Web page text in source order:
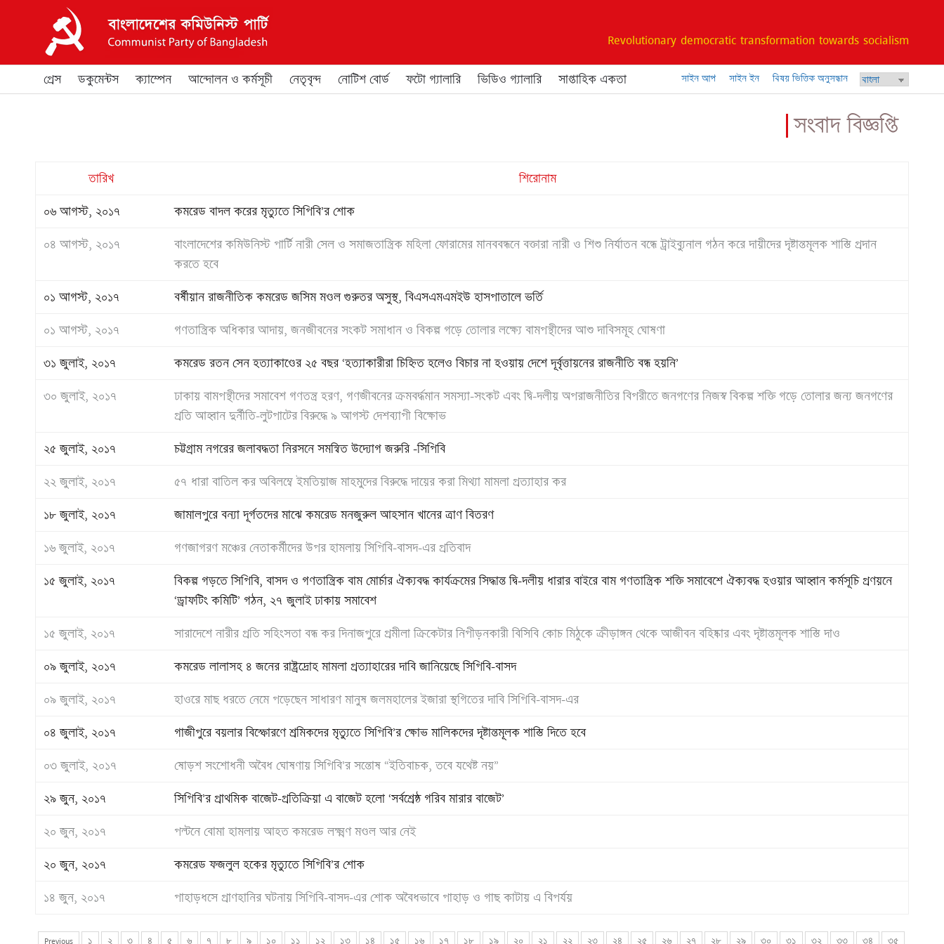
Revolutionary democratic transformation towards socialism
প্রেস ডকুমেন্টস ক্যাম্পেন আন্দোলন ও কর্মসূচী নেতৃবৃন্দ নোটিশ বোর্ড ফটো গ্যালারি ভিডিও গ্যালারি সাপ্তাহিক একতা সাইন আপ সাইন ইন বিষয় ভিত্তিক অনুসন্ধান
সংবাদ বিজ্ঞপ্তি
তারিখ শিরোনাম
০৬ আগস্ট, ২০১৭ কমরেড বাদল করের মৃত্যুতে সিপিবি’র শোক
০৪ আগস্ট, ২০১৭
বাংলাদেশের কমিউনিস্ট পার্টি নারী সেল ও সমাজতান্ত্রিক মহিলা ফোরামের মানববন্ধনে বক্তারা নারী ও শিশু নির্যাতন বন্ধে ট্রাইব্যুনাল গঠন করে দায়ীদের দৃষ্টান্তমূলক শাস্তি প্রদান
করতে হবে
০১ আগস্ট, ২০১৭ বর্ষীয়ান রাজনীতিক কমরেড জসিম মণ্ডল গুরুতর অসুস্থ, বিএসএমএমইউ হাসপাতালে ভর্তি
০১ আগস্ট, ২০১৭ গণতান্ত্রিক অধিকার আদায়, জনজীবনের সংকট সমাধান ও বিকল্প গড়ে তোলার লক্ষ্যে বামপন্থীদের আশু দাবিসমূহ ঘোষণা
৩১ জুলাই, ২০১৭ কমরেড রতন সেন হত্যাকাণ্ডের ২৫ বছর ‘হত্যাকারীরা চিহ্নিত হলেও বিচার না হওয়ায় দেশে দূর্বৃত্তায়নের রাজনীতি বন্ধ হয়নি’
৩০ জুলাই, ২০১৭
ঢাকায় বামপন্থীদের সমাবেশ গণতন্ত্র হরণ, গণজীবনের ক্রমবর্দ্ধমান সমস্যা-সংকট এবং দ্বি-দলীয় অপরাজনীতির বিপরীতে জনগণের নিজস্ব বিকল্প শক্তি গড়ে তোলার জন্য জনগণের
প্রতি আহ্বান দুর্নীতি-লুটপাটের বিরুদ্ধে ৯ আগস্ট দেশব্যাপী বিক্ষোভ
২৫ জুলাই, ২০১৭ চট্টগ্রাম নগরের জলাবদ্ধতা নিরসনে সমন্বিত উদ্যোগ জরুরি -সিপিবি
২২ জুলাই, ২০১৭ ৫৭ ধারা বাতিল কর অবিলম্বে ইমতিয়াজ মাহমুদের বিরুদ্ধে দায়ের করা মিথ্যা মামলা প্রত্যাহার কর
১৮ জুলাই, ২০১৭ জামালপুরে বন্যা দূর্গতদের মাঝে কমরেড মনজুরুল আহসান খানের ত্রাণ বিতরণ
১৬ জুলাই, ২০১৭ গণজাগরণ মঞ্চের নেতাকর্মীদের উপর হামলায় সিপিবি-বাসদ-এর প্রতিবাদ
১৫ জুলাই, ২০১৭
বিকল্প গড়তে সিপিবি, বাসদ ও গণতান্ত্রিক বাম মোর্চার ঐক্যবদ্ধ কার্যক্রমের সিদ্ধান্ত দ্বি-দলীয় ধারার বাইরে বাম গণতান্ত্রিক শক্তি সমাবেশে ঐক্যবদ্ধ হওয়ার আহ্বান কর্মসূচি প্রণয়নে
‘ড্রাফটিং কমিটি’ গঠন, ২৭ জুলাই ঢাকায় সমাবেশ
১৫ জুলাই, ২০১৭ সারাদেশে নারীর প্রতি সহিংসতা বন্ধ কর দিনাজপুরে প্রমীলা ক্রিকেটার নিপীড়নকারী বিসিবি কোচ মিঠুকে ক্রীড়াঙ্গন থেকে আজীবন বহিষ্কার এবং দৃষ্টান্তমূলক শাস্তি দাও
০৯ জুলাই, ২০১৭ কমরেড লালাসহ ৪ জনের রাষ্ট্রদ্রোহ মামলা প্রত্যাহারের দাবি জানিয়েছে সিপিবি-বাসদ
০৯ জুলাই, ২০১৭ হাওরে মাছ ধরতে নেমে পড়েছেন সাধারণ মানুষ জলমহালের ইজারা স্থগিতের দাবি সিপিবি-বাসদ-এর
০৪ জুলাই, ২০১৭ গাজীপুরে বয়লার বিস্ফোরণে শ্রমিকদের মৃত্যুতে সিপিবি’র ক্ষোভ মালিকদের দৃষ্টান্তমূলক শাস্তি দিতে হবে
০৩ জুলাই, ২০১৭ ষোড়শ সংশোধনী অবৈধ ঘোষণায় সিপিবি’র সন্তোষ “ইতিবাচক, তবে যথেষ্ট নয়”
২৯ জুন, ২০১৭ সিপিবি’র প্রাথমিক বাজেট-প্রতিক্রিয়া এ বাজেট হলো ‘সর্বশ্রেষ্ঠ গরিব মারার বাজেট’
২০ জুন, ২০১৭ পল্টনে বোমা হামলায় আহত কমরেড লক্ষ্মণ মণ্ডল আর নেই
২০ জুন, ২০১৭ কমরেড ফজলুল হকের মৃত্যুতে সিপিবি’র শোক
১৪ জুন, ২০১৭ পাহাড়ধসে প্রাণহানির ঘটনায় সিপিবি-বাসদ-এর শোক অবৈধভাবে পাহাড় ও গাছ কাটায় এ বিপর্যয়
Previous ১ ২ ৩ ৪ ৫ ৬ ৭ ৮ ৯ ১০ ১১ ১২ ১৩ ১৪ ১৫ ১৬ ১৭ ১৮ ১৯ ২০ ২১ ২২ ২৩ ২৪ ২৫ ২৬ ২৭ ২৮ ২৯ ৩০ ৩১ ৩২ ৩৩ ৩৪ ৩৫